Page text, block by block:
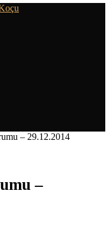
– 29.12.2014
–